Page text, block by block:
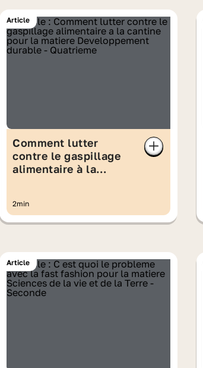
Article
Comment lutter
contre le gaspillage
alimentaire à la
2min
Article